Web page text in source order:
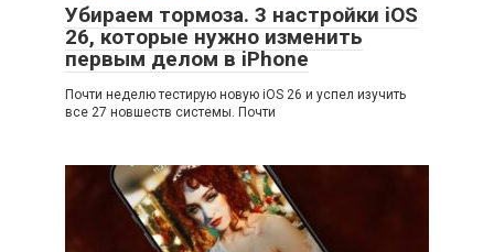
Убираем тормоза. 3 настройки iOS
26, которые нужно изменить
первым делом в iPhone
Почти неделю тестирую новую iOS 26 и успел изучить
все 27 новшеств системы. Почти